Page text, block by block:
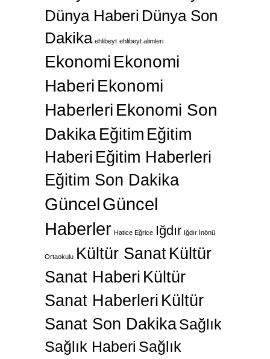
Dünya Haberi Dünya Son
Dakika ehlibeyt ehlibeyt alimleri
Ekonomi Ekonomi
Haberi Ekonomi
Haberleri Ekonomi Son
Dakika Eğitim Eğitim
Haberi Eğitim Haberleri
Eğitim Son Dakika
GüncelGüncel
Haberler Hatice Eğrice Iğdır Iğdır İnönü
Ortaokulu Kültür SanatKültür
Sanat Haberi Kültür
Sanat Haberleri Kültür
Sanat Son DakikaSağlık
Sağlık Haberi Sağlık